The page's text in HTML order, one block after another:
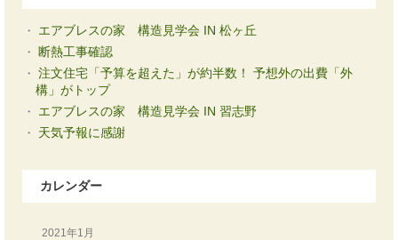
エアブレスの家 構造見学会 IN 松ヶ丘
断熱工事確認
注文住宅「予算を超えた」が約半数！ 予想外の出費「外
構」がトップ
エアブレスの家 構造見学会 IN 習志野
天気予報に感謝
カレンダー
2021年1月